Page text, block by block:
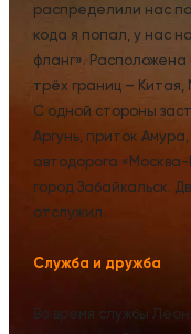
распределили нас по
кода я попал, у нас
фланг».
трёх границ –
С одной стороны
Аргунь, приток
автодорога
город Забайкальск.
отслужил.
Служба и дружба
Во время службы